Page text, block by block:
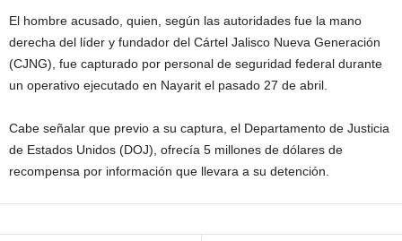
El hombre acusado, quien, según las autoridades fue la mano
derecha del líder y fundador del Cártel Jalisco Nueva Generación
(CJNG), fue capturado por personal de seguridad federal durante
un operativo ejecutado en Nayarit el pasado 27 de abril.
Cabe señalar que previo a su captura, el Departamento de Justicia
de Estados Unidos (DOJ), ofrecía 5 millones de dólares de
recompensa por información que llevara a su detención.